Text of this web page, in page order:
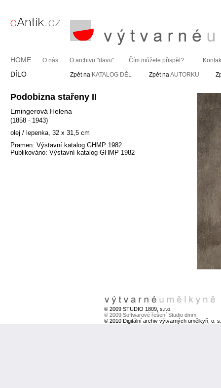
HOME O nás O archivu "davu" Čím můžete přispět?
DÍLO Zpět na KATALOG DĚL Zpět naAUTORKU
Podobizna stařeny II
Emingerová Helena
(1858 - 1943)
olej / lepenka, 32 x 31,5 cm
Pramen: Výstavní katalog GHMP 1982
Publikováno: Výstavní katalog GHMP 1982
© 2009 STUDIO 1809, s.r.o.
© 2009 Softwarové řešení Studio dmm
© 2010 Digitální archiv výtvarných umělkyň, o. s.